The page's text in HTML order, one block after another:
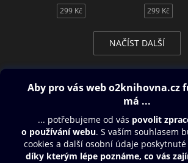
299 Kč 299 Kč
NAČÍST DALŠÍ
Obsah ke stažení
Moje O2 Knihovna